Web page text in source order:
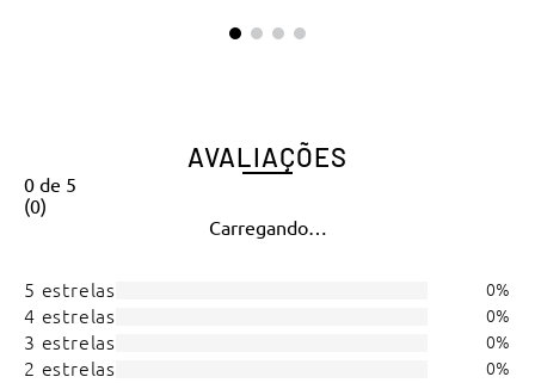
AVALIAÇÕES
0 de 5
(0)
Carregando…
5 estrelas 0%
4 estrelas 0%
3 estrelas 0%
2 estrelas 0%